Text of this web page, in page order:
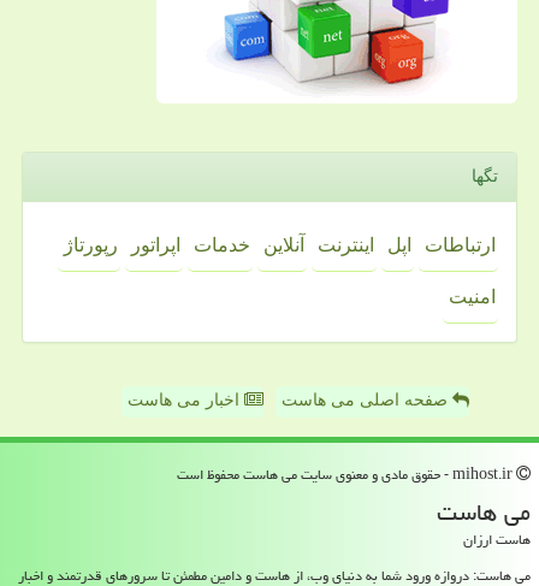
تگها
ارتباطات اپل اینترنت آنلاین خدمات اپراتور رپورتاژ
امنیت
صفحه اصلی می هاست اخبار می هاست
می هاست
هاست ارزان
می هاست: دروازه ورود شما به دنیای وب، از هاست و دامین مطمئن تا سرورهای قدرتمند و اخبار